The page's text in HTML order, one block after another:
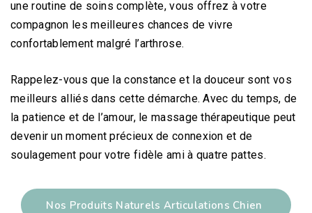
une routine de soins complète, vous offrez à votre
compagnon les meilleures chances de vivre
confortablement malgré l’arthrose.
Rappelez-vous que la constance et la douceur sont vos
meilleurs alliés dans cette démarche. Avec du temps, de
la patience et de l’amour, le massage thérapeutique peut
devenir un moment précieux de connexion et de
soulagement pour votre fidèle ami à quatre pattes.
Nos Produits Naturels Articulations Chien